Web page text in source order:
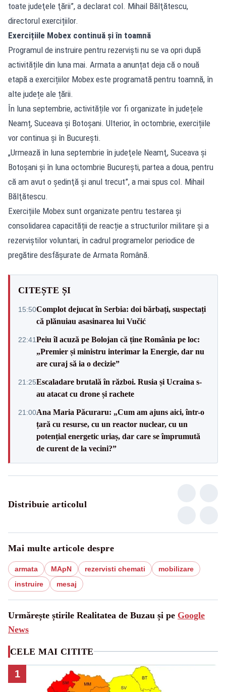
toate judeţele ţării”, a declarat col. Mihail Bălţătescu,
directorul exercițiilor.
Exercițiile Mobex continuă și în toamnă
Programul de instruire pentru rezerviști nu se va opri după
activitățile din luna mai. Armata a anunțat deja că o nouă
etapă a exercițiilor Mobex este programată pentru toamnă, în
alte județe ale țării.
În luna septembrie, activitățile vor fi organizate în județele
Neamț, Suceava și Botoșani. Ulterior, în octombrie, exercițiile
vor continua și în București.
„Urmează în luna septembrie în judeţele Neamţ, Suceava şi
Botoşani şi în luna octombrie Bucureşti, partea a doua, pentru
că am avut o şedinţă şi anul trecut”, a mai spus col. Mihail
Bălţătescu.
Exercițiile Mobex sunt organizate pentru testarea și
consolidarea capacității de reacție a structurilor militare și a
rezerviștilor voluntari, în cadrul programelor periodice de
pregătire desfășurate de Armata Română.
CITEȘTE ȘI
15:50Complot dejucat în Serbia: doi bărbați, suspectați
că plănuiau asasinarea lui Vučić
22:41Peiu îl acuză pe Bolojan că ține România pe loc:
„Premier și ministru interimar la Energie, dar nu
are curaj să ia o decizie”
21:25Escaladare brutală în război. Rusia și Ucraina s-
au atacat cu drone și rachete
21:00Ana Maria Păcuraru: „Cum am ajuns aici, într-o
țară cu resurse, cu un reactor nuclear, cu un
potențial energetic uriaș, dar care se împrumută
de curent de la vecini?”
Distribuie articolul
Mai multe articole despre
armata MApN rezervisti chemati
mobilizare
instruire
mesaj
Urmărește știrile Realitatea de Buzau și pe Google
News
CELE MAI CITITE
1